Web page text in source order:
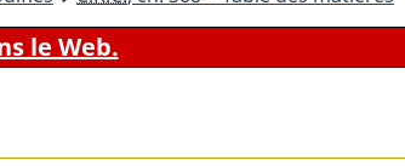
le Web.